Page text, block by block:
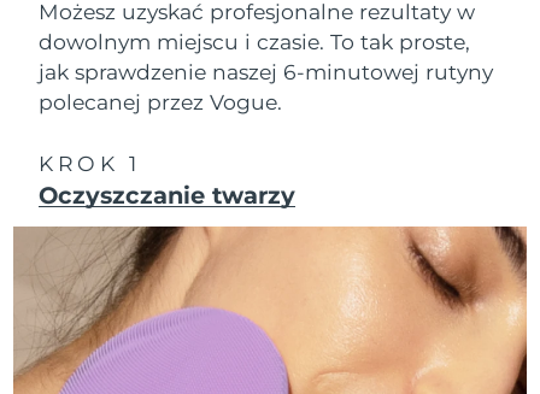
Możesz uzyskać profesjonalne rezultaty w
dowolnym miejscu i czasie. To tak proste,
jak sprawdzenie naszej 6-minutowej rutyny
polecanej przez Vogue.
KROK 1
Oczyszczanie twarzy
Izrael
Oczekiwany czas dostawy
16/8/26
Japonia
Jersey
Oczekiwany czas dostawy
17/8/26
Kazachstan
Oczekiwany czas dostawy